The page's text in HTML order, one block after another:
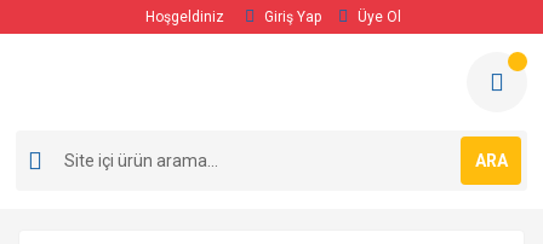
Hoşgeldiniz Giriş Yap Üye Ol
ARA